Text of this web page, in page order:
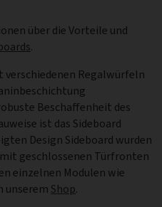
über die Vorteile und
.
verschiedenen Regalwürfeln
Beschaffenheit des
ist das Sideboard
Design Sideboard wurden
geschlossenen Türfronten
einzelnen Modulen wie
unserem Shop.